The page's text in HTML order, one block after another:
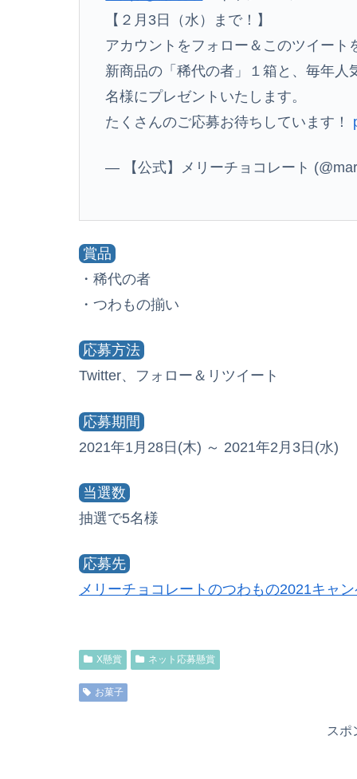
【２月3日（水）まで！】
アカウントをフォロー＆このツイート
新商品の「稀代の者」１箱と、毎年
名様にプレゼントいたします。
たくさんのご応募お待ちしています！
— 【公式】メリーチョコレート
賞品
・稀代の者
・つわもの揃い
応募方法
Twitter、フォロー＆リツイート
応募期間
2021年1月28日(木) ～ 2021年2月3日(水)
当選数
抽選で5名様
応募先
メリーチョコレートのつわもの2021キャ
X懸賞 ネット応募懸賞
お菓子
スポ